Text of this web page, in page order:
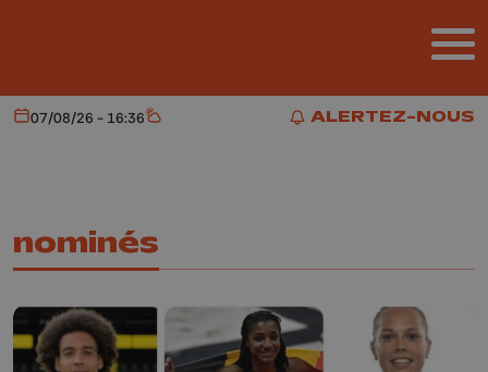
ALERTEZ-NOUS
ALERTEZ-NOUS
Aujourd'hui
07/08/26 - 16:36 Météo
nominés